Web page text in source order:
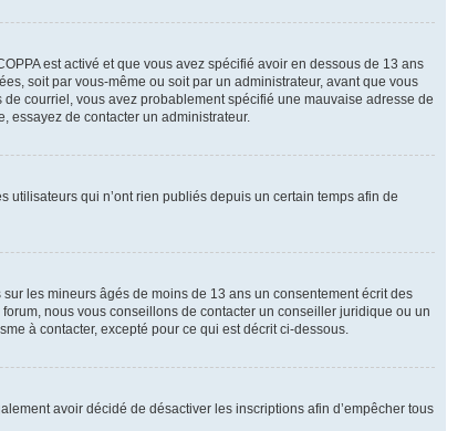
est activé et que vous avez spécifié avoir en dessous de 13 ans
soit par vous-même ou soit par un administrateur, avant que vous
courriel, vous avez probablement spécifié une mauvaise adresse de
essayez de contacter un administrateur.
utilisateurs qui n’ont rien publiés depuis un certain temps afin de
les mineurs âgés de moins de 13 ans un consentement écrit des
nous vous conseillons de contacter un conseiller juridique ou un
à contacter, excepté pour ce qui est décrit ci-dessous.
avoir décidé de désactiver les inscriptions afin d’empêcher tous